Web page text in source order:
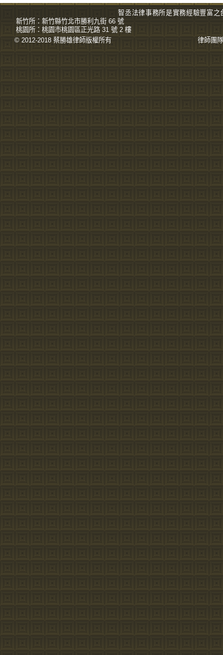
智丞法律事務所是實務經驗豐富之
新竹所： 新竹縣竹北市勝利九街 66 號
桃園所： 桃園市桃園區正光路 31 號 2 樓
© 2012-2018 蔡勝雄律師版權所有 律師團隊